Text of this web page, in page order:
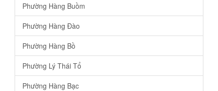
Phường Hàng Buồm
Phường Hàng Đào
Phường Hàng Bồ
Phường Lý Thái Tổ
Phường Hàng Bạc